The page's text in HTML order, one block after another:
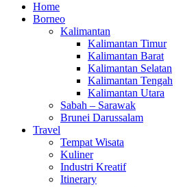
Home
Borneo
Kalimantan
Kalimantan Timur
Kalimantan Barat
Kalimantan Selatan
Kalimantan Tengah
Kalimantan Utara
Sabah – Sarawak
Brunei Darussalam
Travel
Tempat Wisata
Kuliner
Industri Kreatif
Itinerary